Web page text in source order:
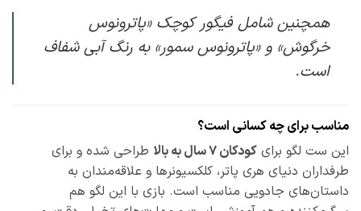
همچنین شامل فیگور کوچک «پاترونوس
خرگوش» و «پاترونوس سمور» به رنگ آبی شفاف
است.
مناسب برای چه کسانی است؟
این ست لگو برایکودکان ۷ سال به بالا
طراحی شده و برای
طرفداران دنیای هری پاتر، کلکسیونرها و علاقه‌مندان به
داستان‌های جادویی مناسب است. بازی با این لگو هم